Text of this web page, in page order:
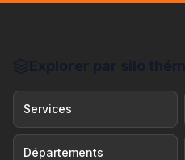
Services
Départements